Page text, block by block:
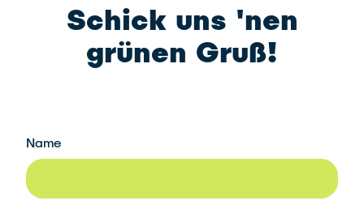
Schick uns 'nen
grünen Gruß!
Name